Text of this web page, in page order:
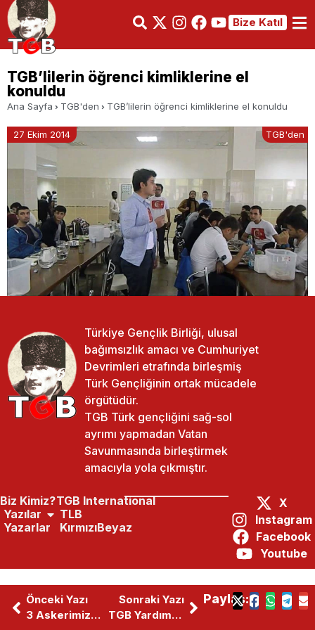
Bize Katıl
TGB’lilerin öğrenci kimliklerine el
konuldu
Ana Sayfa TGB'den TGB’lilerin öğrenci kimliklerine el konuldu
27 Ekim 2014 TGB'den
Önceki Yazı
3 Askerimiz Şehit Oldu
Sonraki Yazı
TGB Yardım Heyeti Karaman’da
Paylaş:
Türkiye Gençlik Birliği, ulusal
bağımsızlık amacı ve Cumhuriyet
Devrimleri etrafında birleşmiş
Türk Gençliğinin ortak mücadele
örgütüdür.
TGB Türk gençliğini sağ-sol
ayrımı yapmadan Vatan
Savunmasında birleştirmek
amacıyla yola çıkmıştır.
Biz Kimiz?
Yazılar
Yazarlar
TGB International
TLB
KırmızıBeyaz
X
Instagram
Facebook
Youtube